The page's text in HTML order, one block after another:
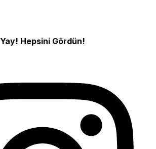
Yay! Hepsini Gördün!